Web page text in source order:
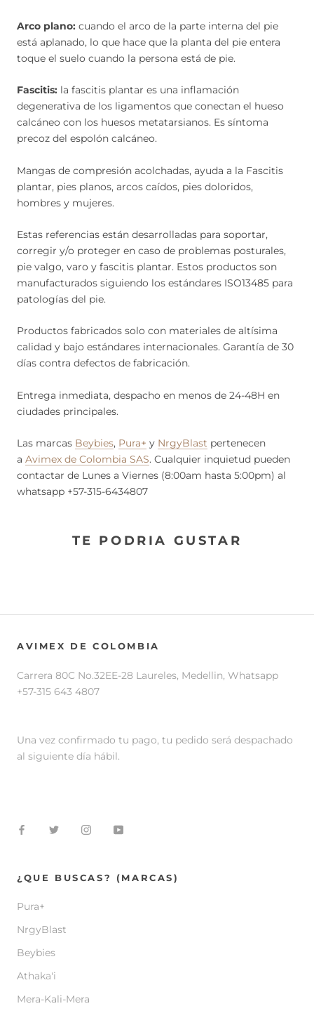
Arco plano: cuando el arco de la parte interna del pie
está aplanado, lo que hace que la planta del pie entera
toque el suelo cuando la persona está de pie.
Fascitis: la fascitis plantar es una inflamación
degenerativa de los ligamentos que conectan el hueso
calcáneo con los huesos metatarsianos. Es síntoma
precoz del espolón calcáneo.
Mangas de compresión acolchadas, ayuda a la Fascitis
plantar, pies planos, arcos caídos, pies doloridos,
hombres y mujeres.
Estas referencias están desarrolladas para soportar,
corregir y/o proteger en caso de problemas posturales,
pie valgo, varo y fascitis plantar. Estos productos son
manufacturados siguiendo los estándares ISO13485 para
patologías del pie.
Productos fabricados solo con materiales de altísima
calidad y bajo estándares internacionales. Garantía de 30
días contra defectos de fabricación.
Entrega inmediata, despacho en menos de 24-48H en
ciudades principales.
Las marcas Beybies, Pura+ y NrgyBlast pertenecen
a Avimex de Colombia SAS. Cualquier inquietud pueden
contactar de Lunes a Viernes (8:00am hasta 5:00pm) al
whatsapp +57-315-6434807
TE PODRIA GUSTAR
AVIMEX DE COLOMBIA
Carrera 80C No.32EE-28 Laureles, Medellin, Whatsapp
+57-315 643 4807
Una vez confirmado tu pago, tu pedido será despachado
al siguiente día hábil.
¿QUE BUSCAS? (MARCAS)
Pura+
NrgyBlast
Beybies
Athaka'i
Mera-Kali-Mera